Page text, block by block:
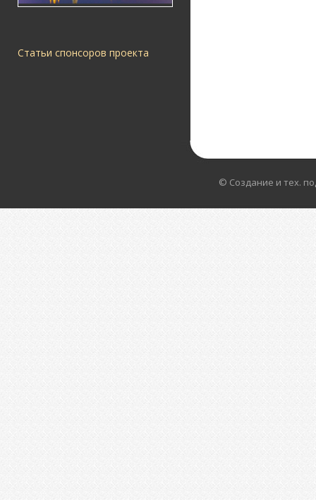
Статьи спонсоров проекта
© Создание и тех.